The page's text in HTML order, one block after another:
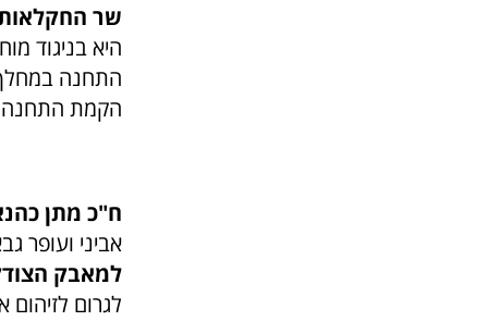
שר החקלאות
היא בניגוד
התחנה במחלף
הקמת
ח"כ מתן
אביני ועופר
למאבק
לגרום